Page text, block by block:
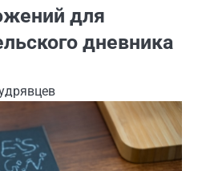
для
дневника